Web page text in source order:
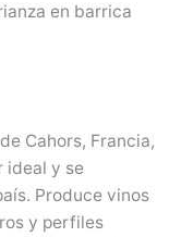
en barrica
Cahors, Francia,
ideal y se
Produce vinos
y perfiles